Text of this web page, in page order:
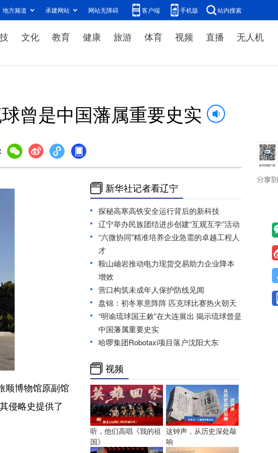
地方频道 承建网站 网站无障碍 客户端 手机版 站内搜索
文化 教育 健康 旅游 体育 视频 直播 无人机
曾是中国藩属重要史实
顺博物馆原副馆
侵略史提供了
新华社记者看辽宁
探秘高寒高铁安全运行背后的新科技
辽宁举办民族团结进步创建“互观互学”活动
“六微协同”精准培养企业急需的卓越工程人
才
鞍山岫岩推动电力现货交易助力企业降本
增效
营口构筑未成年人保护防线见闻
盘锦：初冬寒意阵阵 匹克球比赛热火朝天
“明谕琉球国王敕”在大连展出 揭示琉球曾是
中国藩属重要史实
哈啰集团Robotaxi项目落户沈阳大东
视频
听，他们高唱《我的祖
国》
这钟声，从历史深处敲
响